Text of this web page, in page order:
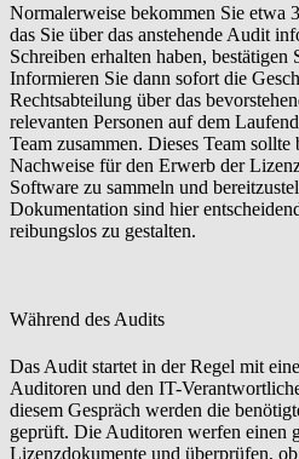
Normalerweise bekommen Sie etwa
das Sie über das anstehende Audit
Schreiben erhalten haben, bestätigen
Informieren Sie dann sofort die
Rechtsabteilung über das
relevanten Personen auf dem
Team zusammen. Dieses Team
Nachweise für den Erwerb der
Software zu sammeln und
Dokumentation sind hier
reibungslos zu gestalten.
Während des Audits
Das Audit startet in der Regel mit
Auditoren und den IT-
diesem Gespräch werden die
geprüft. Die Auditoren werfen einen
Lizenzdokumente und überprüfen,